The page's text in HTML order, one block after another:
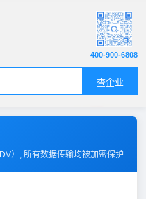
查企业
400-900-6808
DV）, 所有数据传输均被加密保护